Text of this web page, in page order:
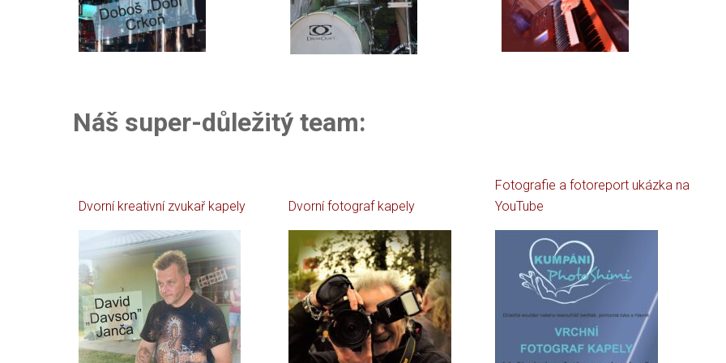
Náš super-důležitý team:
Dvorní kreativní zvukař kapely Dvorní fotograf kapely
Fotografie a fotoreport ukázka na
YouTube